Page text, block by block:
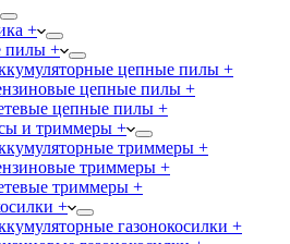
+
пилы +
цепные пилы +
цепные пилы +
цепные пилы +
и триммеры +
триммеры +
триммеры +
триммеры +
+
газонокосилки +